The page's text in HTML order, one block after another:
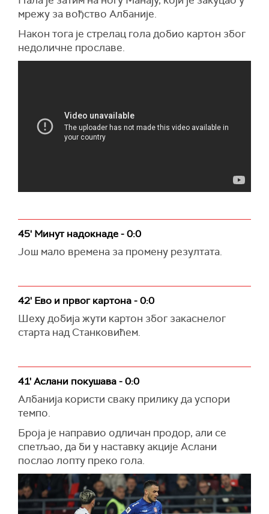
мрежу за вођство Албаније.
Након тога је стрелац гола добио картон због
недоличне прославе.
45' Минут надокнаде - 0:0
Још мало времена за промену резултата.
42' Ево и првог картона - 0:0
Шеху добија жути картон због закаснелог
старта над Станковићем.
41' Аслани покушава - 0:0
Албанија користи сваку прилику да успори
темпо.
Броја је направио одличан продор, али се
спетљао, да би у наставку акције Аслани
послао лопту преко гола.